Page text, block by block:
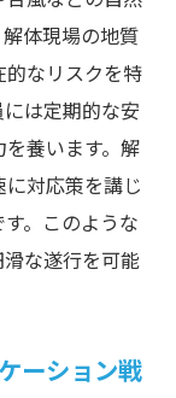
る成長
体現場の地質
的なリスクを特
は定期的な安
養います。解
対応策を講じ
。このような
な遂行を可能
ーション戦